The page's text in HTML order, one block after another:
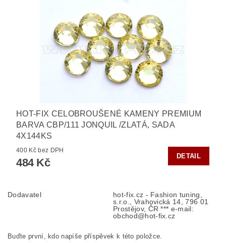
HOT-FIX CELOBROUŠENÉ KAMENY PREMIUM
BARVA CBP/111 JONQUIL /ZLATÁ, SADA
4X144KS
400 Kč bez DPH
484 Kč
DETAIL
Dodavatel
hot-fix.cz - Fashion tuning,
s.r.o., Vrahovická 14, 796 01
Prostějov, ČR *** e-mail:
obchod@hot-fix.cz
Buďte první, kdo napíše příspěvek k této položce.